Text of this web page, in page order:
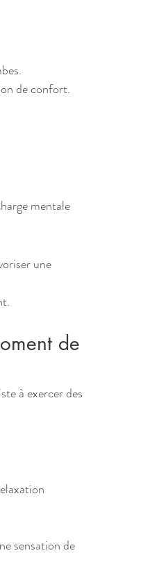
de confort.
mentale
une
de
à exercer des
sensation de